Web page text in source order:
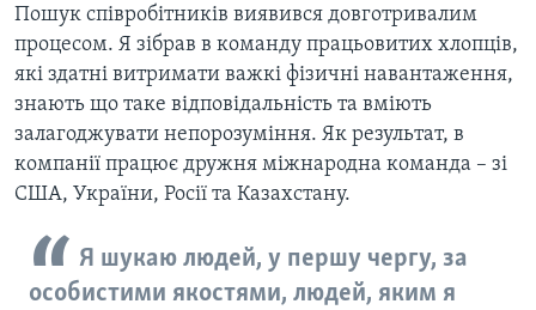
Пошук співробітників виявився довготривалим
процесом. Я зібрав в команду працьовитих хлопців,
які здатні витримати важкі фізичні навантаження,
знають що таке відповідальність та вміють
залагоджувати непорозуміння. Як результат, в
компанії працює дружня міжнародна команда – зі
США, України, Росії та Казахстану.
Я шукаю людей, у першу чергу, за
особистими якостями, людей, яким я